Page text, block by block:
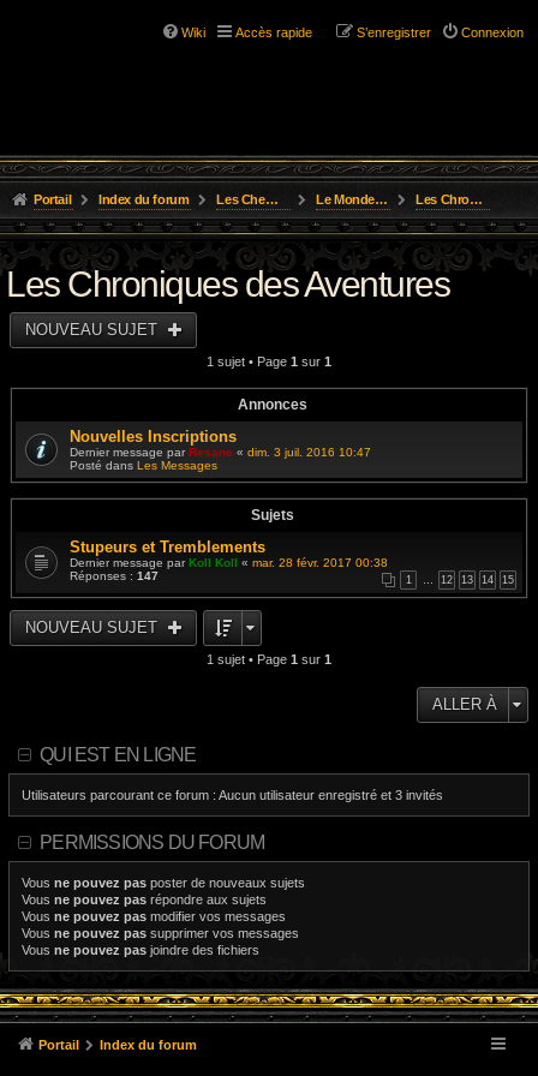
Wiki Accès rapide Connexion
S’enregistrer
Portail Index du forum Les Chemins de L'Aventure Le Monde D'Osgild Les Chroniques des Aventures
Les Chroniques des Aventures
NOUVEAU SUJET
1 sujet • Page 1 sur 1
Annonces
Nouvelles Inscriptions
Dernier message parResane « dim. 3 juil. 2016 10:47
Posté dans Les Messages
Sujets
Stupeurs et Tremblements
Dernier message parKoll Koll « mar. 28 févr. 2017 00:38
Réponses : 147 1 … 12 13 14 15
NOUVEAU SUJET
1 sujet • Page 1 sur 1
ALLER À
QUI EST EN LIGNE
Utilisateurs parcourant ce forum : Aucun utilisateur enregistré et 3 invités
PERMISSIONS DU FORUM
Vous ne pouvez pas poster de nouveaux sujets
Vous ne pouvez pas répondre aux sujets
Vous ne pouvez pas modifier vos messages
Vous ne pouvez pas supprimer vos messages
Vous ne pouvez pas joindre des fichiers
Portail Index du forum